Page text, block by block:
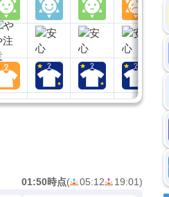
01:50時点( 05:12 19:01)